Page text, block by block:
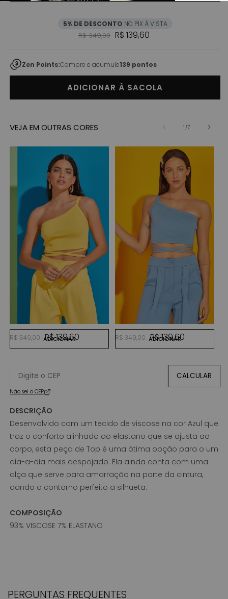
5% DE DESCONTO NO PIX À VISTA
Preço normal
R$ 349,00 Preço promocional
R$ 139,60
Zen Points:Compre e acumule139 pontos
ADICIONAR À SACOLA
VEJA EM OUTRAS CORES 1 /de
7
AMARELO
Preço normal
R$ 349,00 Preço promocional
R$ 139,60
ADICIONAR AZUL INDIGO
Preço normal
R$ 349,00 Preço promocional
R$ 139,60
ADICIONAR
CALCULAR
Não sei o CEP
DESCRIÇÃO
Desenvolvido com um tecido de viscose na cor Azul que
traz o conforto alinhado ao elastano que se ajusta ao
corpo, esta peça de Top é uma ótima opção para o um
dia-a-dia mais despojado. Ela ainda conta com uma
alça que serve para amarração na parte da cintura,
dando o contorno perfeito a silhueta.
COMPOSIÇÃO
93% VISCOSE 7% ELASTANO
PERGUNTAS FREQUENTES